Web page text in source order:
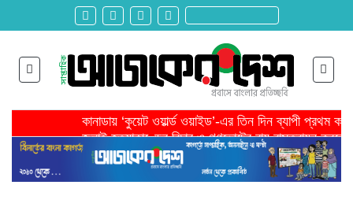
কানাডায় ‘কুয়েট ওয়ার্ল্ড ওয়াইড’-এর তিন দিন ব্যাপী প্রথম
জুলাই হত্যাকাণ্ডের বিচার ও গণভোটের রায় বাস্তবায়ন করতে
তরুণ উদ্ভাবক ও প্রযুক্তি উদ্যোক্তাদের পাশে থাকবে সরকার -
মাদরাসাকে অবহেলা করা শুরু মুজিব সরকারের আমল থেকে-
বাংলাদেশে এসে মার্কিন দূতের ভারতের হাইকমিশনারের সঙ্গে